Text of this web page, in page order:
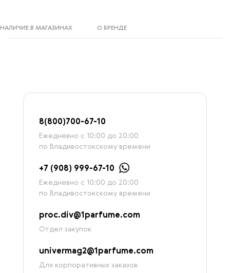
НАЛИЧИЕ В МАГАЗИНАХ О БРЕНДЕ
8(800)700-67-10
Ежедневно с 10:00 до 20:00
по Владивостокскому времени
+7 (908) 999-67-10
Ежедневно с 10:00 до 20:00
по Владивостокскому времени
proc.div@1parfume.com
Отдел закупок
univermag2@1parfume.com
Для корпоративных заказов